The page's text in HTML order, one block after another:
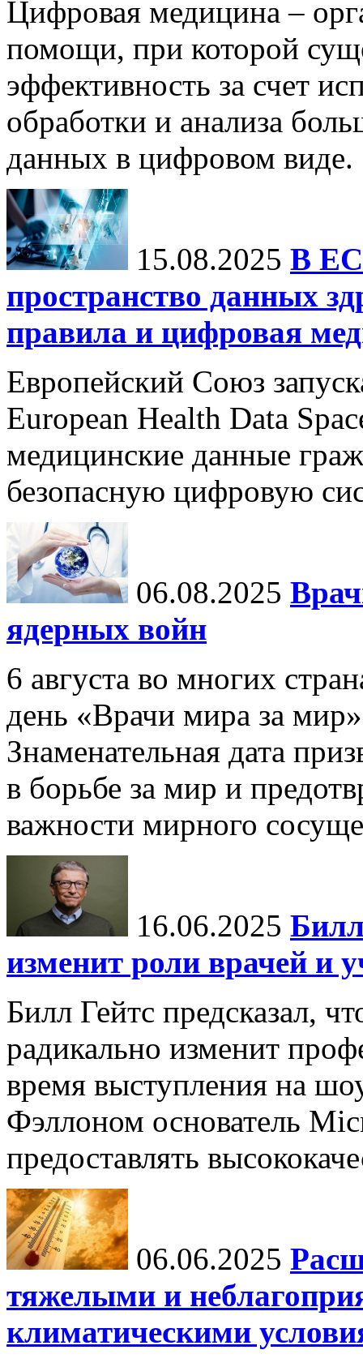
Цифровая медицина –
помощи, при которой
эффективность за счет
обработки и анализа
данных в цифровом виде.
15.08.2025 В ЕС
пространство данных
правила и цифровая
Европейский Союз
European Health Data
медицинские данные
безопасную цифровую
06.08.2025
ядерных войн
6 августа во многих
день «Врачи мира за
Знаменательная дата
в борьбе за мир и
важности мирного
16.06.2025
изменит роли врачей и
Билл Гейтс предсказал,
радикально изменит
время выступления на
Фэллоном основатель
предоставлять
06.06.2025
тяжелыми и
климатическими